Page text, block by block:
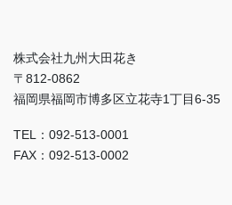
株式会社九州大田花き
〒812-0862
福岡県福岡市博多区立花寺1丁目6-35
TEL：092-513-0001
FAX：092-513-0002